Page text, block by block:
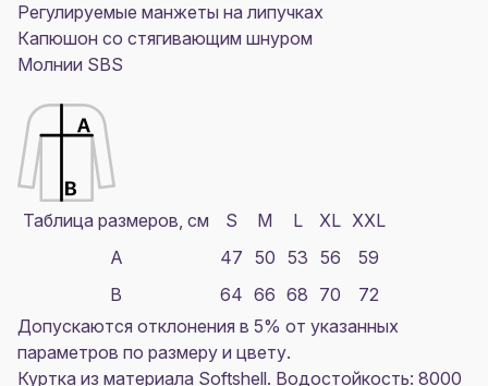
Регулируемые манжеты на липучках
Капюшон со стягивающим шнуром
Молнии SBS
Таблица размеров, см S M L XL XXL
A
47 50 53 56
59
B
64 66 68 70
72
Допускаются отклонения в 5% от указанных
параметров по размеру и цвету.
Куртка из материала Softshell. Водостойкость: 8000